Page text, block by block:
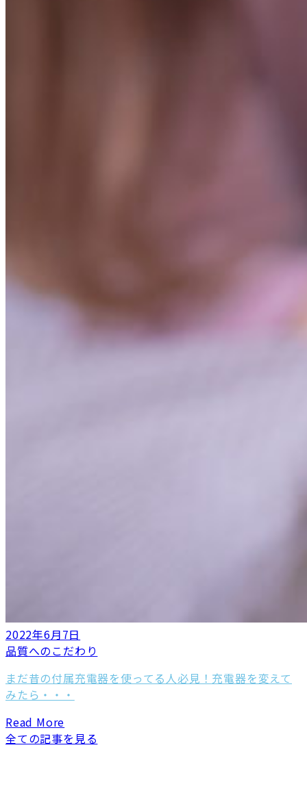
2022年6月7日
品質へのこだわり
まだ昔の付属充電器を使ってる人必見！充電器を変えて
みたら・・・
Read More
全ての記事を見る